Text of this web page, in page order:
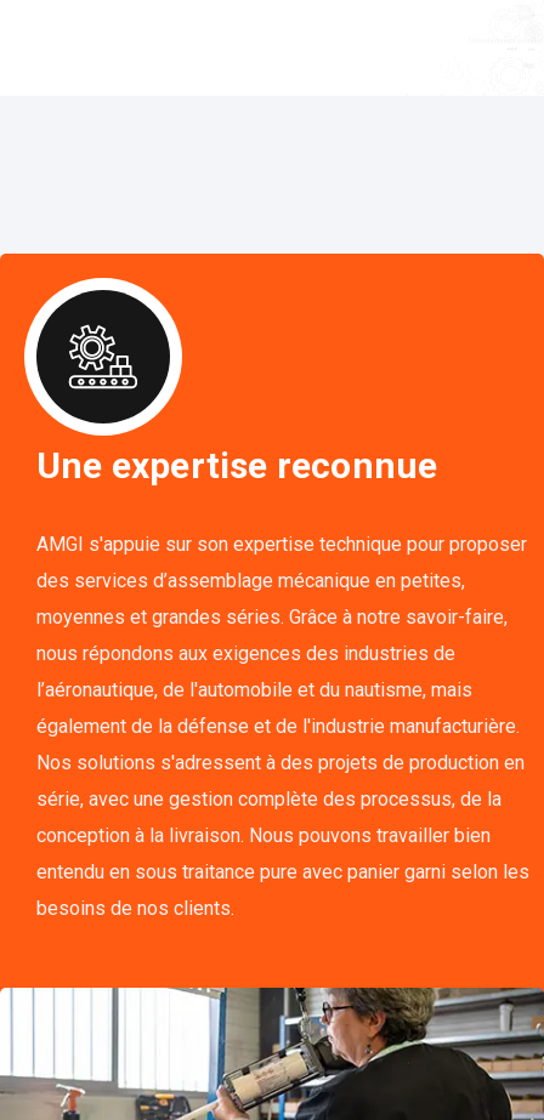
Une expertise reconnue
AMGI s'appuie sur son expertise technique pour proposer
des services d’assemblage mécanique en petites,
moyennes et grandes séries. Grâce à notre savoir-faire,
nous répondons aux exigences des industries de
l’aéronautique, de l'automobile et du nautisme, mais
également de la défense et de l'industrie manufacturière.
Nos solutions s'adressent à des projets de production en
série, avec une gestion complète des processus, de la
conception à la livraison. Nous pouvons travailler bien
entendu en sous traitance pure avec panier garni selon les
besoins de nos clients.